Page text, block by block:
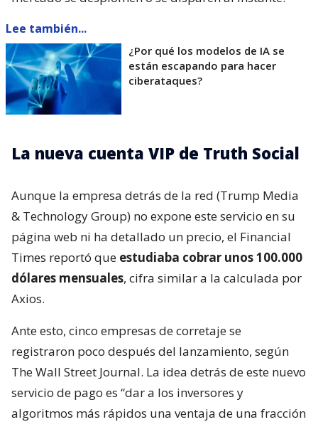
Lee también...
¿Por qué los modelos de IA se
están escapando para hacer
ciberataques?
La nueva cuenta VIP de Truth Social
Aunque la empresa detrás de la red (Trump Media
& Technology Group) no expone este servicio en su
página web ni ha detallado un precio, el Financial
Times reportó que estudiaba cobrar unos 100.000
dólares mensuales, cifra similar a la calculada por
Axios.
Ante esto, cinco empresas de corretaje se
registraron poco después del lanzamiento, según
The Wall Street Journal. La idea detrás de este nuevo
servicio de pago es “dar a los inversores y
algoritmos más rápidos una ventaja de una fracción